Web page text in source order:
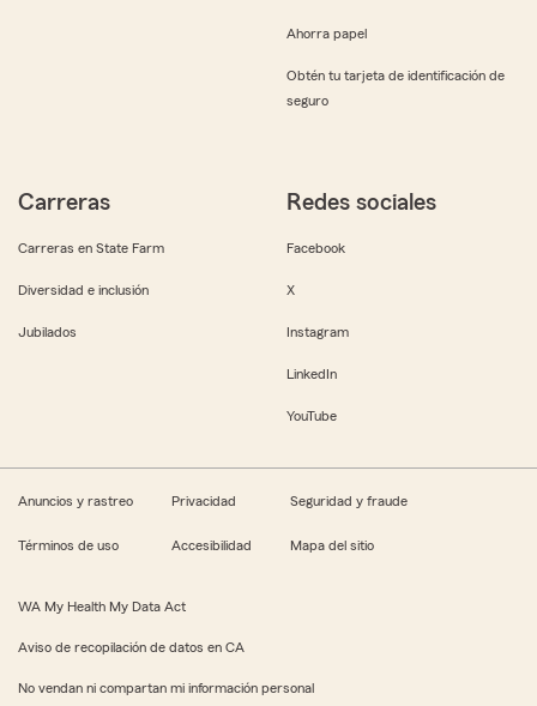
Ahorra papel
Obtén tu tarjeta de identificación de
seguro
Carreras
Carreras en State Farm
Diversidad e inclusión
Jubilados
Redes sociales
Facebook
X
Instagram
LinkedIn
YouTube
Anuncios y rastreo Privacidad Seguridad y fraude
Términos de uso Accesibilidad Mapa del sitio
WA My Health My Data Act
Aviso de recopilación de datos en CA
No vendan ni compartan mi información personal